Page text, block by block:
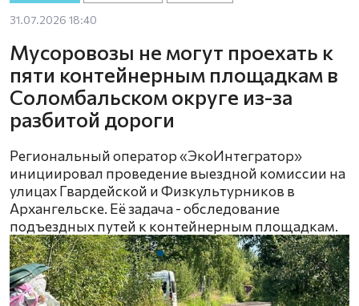
31.07.2026 18:40
Мусоровозы не могут проехать к
пяти контейнерным площадкам в
Соломбальском округе из-за
разбитой дороги
Региональный оператор «ЭкоИнтегратор»
инициировал проведение выездной комиссии на
улицах Гвардейской и Физкультурников в
Архангельске. Её задача - обследование
подъездных путей к контейнерным площадкам.